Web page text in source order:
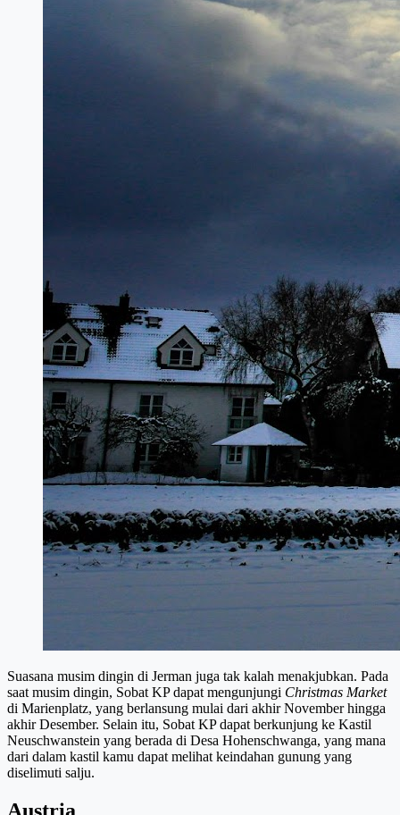
Suasana musim dingin di Jerman juga tak kalah menakjubkan. Pada
saat musim dingin, Sobat KP dapat mengunjungi Christmas Market
di Marienplatz, yang berlansung mulai dari akhir November hingga
akhir Desember. Selain itu, Sobat KP dapat berkunjung ke Kastil
Neuschwanstein yang berada di Desa Hohenschwanga, yang mana
dari dalam kastil kamu dapat melihat keindahan gunung yang
diselimuti salju.